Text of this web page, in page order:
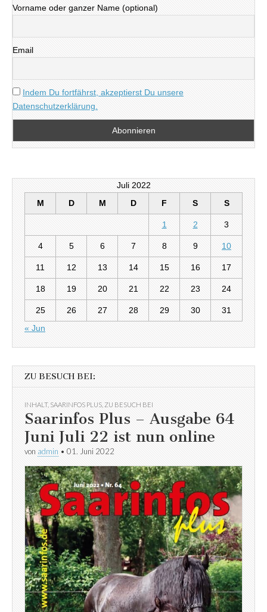
Vorname oder ganzer Name (optional)
Email
Indem Du fortfährst, akzeptierst Du unsere
Datenschutzerklärung.
Juli 2022
M
D M D F S S
1 2 3
4 5 6 7 8 9 10
11 12 13 14 15 16 17
18 19 20 21 22 23 24
25 26 27 28 29 30
31
« Jun
ZU BESUCH BEI:
INHALT, SAARINFOS PLUS ZU BESUCH BEI
Saarinfos Plus – Ausgabe 64
Juni Juli 22 ist nun online
von admin • 01. Juni 2022